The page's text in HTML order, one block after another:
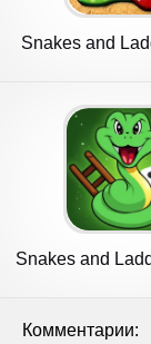
Snakes and
Snakes and
Комментарии: